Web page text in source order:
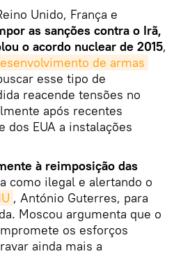
Unido, França e
as sanções contra o Irã,
o acordo nuclear de 2015,
de armas
esse tipo de
reacende tensões no
após recentes
dos EUA a instalações
à reimposição das
como ilegal e alertando o
, António Guterres, para
Moscou argumenta que o
os esforços
ainda mais a